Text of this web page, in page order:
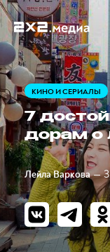
КИНО И СЕРИАЛЫ
7
дорам о
Лейла Варкова — 3